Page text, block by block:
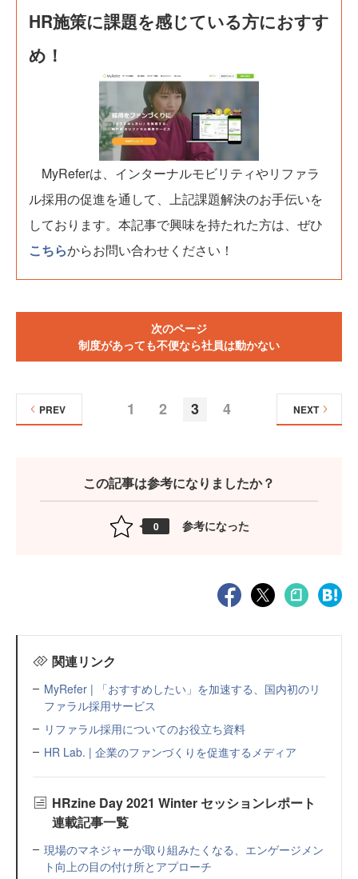
HR施策に課題を感じている方におすす
め！
MyReferは、インターナルモビリティやリファラ
ル採用の促進を通して、上記課題解決のお手伝いを
しております。本記事で興味を持たれた方は、ぜひ
こちらからお問い合わせください！
次のページ
制度があっても不便なら社員は動かない
1 2 3 4
PREV NEXT
この記事は参考になりましたか？
0 参考になった
関連リンク
MyRefer | 「おすすめしたい」を加速する、国内初のリ
ファラル採用サービス
リファラル採用についてのお役立ち資料
HR Lab. | 企業のファンづくりを促進するメディア
HRzine Day 2021 Winter セッションレポート
連載記事一覧
現場のマネジャーが取り組みたくなる、エンゲージメン
ト向上の目の付け所とアプローチ